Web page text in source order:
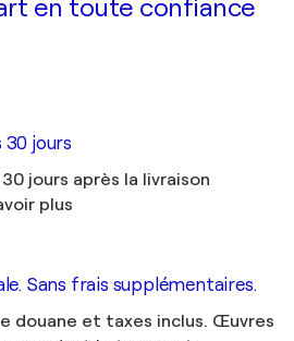
en toute confiance
30 jours
jours après la livraison
plus
Sans frais supplémentaires.
douane et taxes inclus. Œuvres